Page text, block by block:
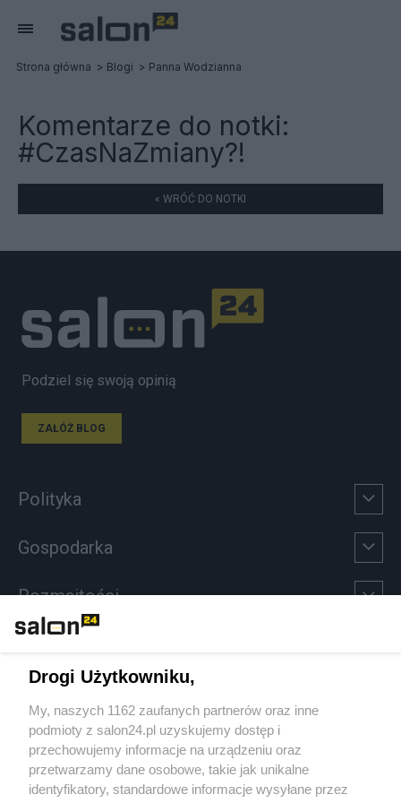
Strona główna Blogi Panna Wodzianna
Komentarze do notki:
#CzasNaZmiany?!
« WRÓĆ DO NOTKI
Podziel się swoją opinią
ZAŁÓŻ BLOG
Polityka
Gospodarka
Rozmaitości
Sport
Społeczeństwo
Kultura
Drogi Użytkowniku,
My, naszych 1162 zaufanych partnerów oraz inne
podmioty z salon24.pl uzyskujemy dostęp i
przechowujemy informacje na urządzeniu oraz
przetwarzamy dane osobowe, takie jak unikalne
identyfikatory, standardowe informacje wysyłane przez